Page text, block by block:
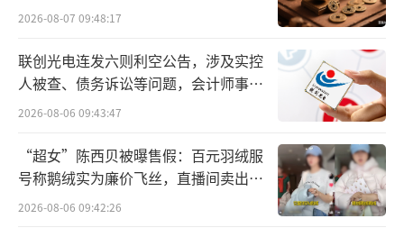
有业内人士对北京商报记者表示，当前保
险公司首要任务是梳理代理人等级分布与产品
等级的匹配缺口。无论是内部培训还是外部认
证，均需与分级授权政策强挂钩。虽然行业对
已着手布局。因为在适当性管理的硬约束下，
能力评级的滞后，直接意味着部分代理人将暂
时失去销售高等级复杂产品的资格。
2026-08-07 09:48:17
联创光电连发六则利空公告，涉及实控
人被查、债务诉讼等问题，会计师事务
所曾出具“保留意见”
2026-08-06 09:43:47
“超女”陈西贝被曝售假：百元羽绒服
号称鹅绒实为廉价飞丝，直播间卖出超
百万元
2026-08-06 09:42:26